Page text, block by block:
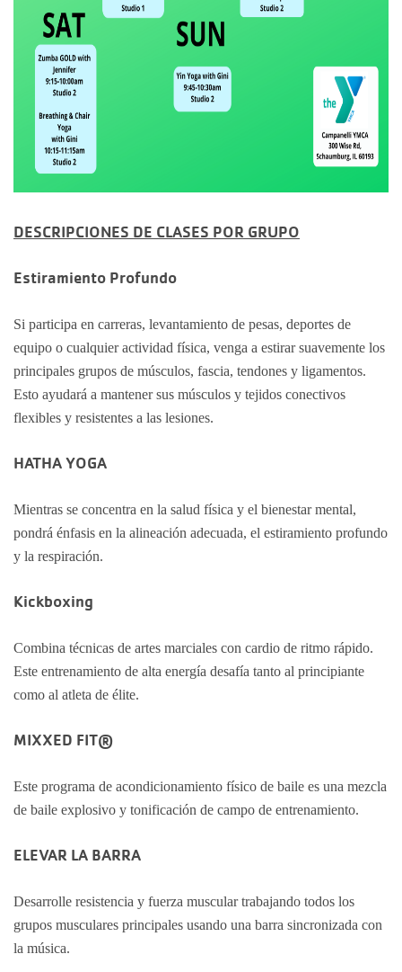
DESCRIPCIONES DE CLASES POR GRUPO
Estiramiento Profundo
Si participa en carreras, levantamiento de pesas, deportes de
equipo o cualquier actividad física, venga a estirar suavemente los
principales grupos de músculos, fascia, tendones y ligamentos.
Esto ayudará a mantener sus músculos y tejidos conectivos
flexibles y resistentes a las lesiones.
HATHA YOGA
Mientras se concentra en la salud física y el bienestar mental,
pondrá énfasis en la alineación adecuada, el estiramiento profundo
y la respiración.
Kickboxing
Combina técnicas de artes marciales con cardio de ritmo rápido.
Este entrenamiento de alta energía desafía tanto al principiante
como al atleta de élite.
MIXXED FIT®
Este programa de acondicionamiento físico de baile es una mezcla
de baile explosivo y tonificación de campo de entrenamiento.
ELEVAR LA BARRA
Desarrolle resistencia y fuerza muscular trabajando todos los
grupos musculares principales usando una barra sincronizada con
la música.